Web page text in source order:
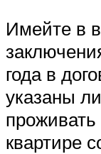
Имейте в
года в
указаны
квартире